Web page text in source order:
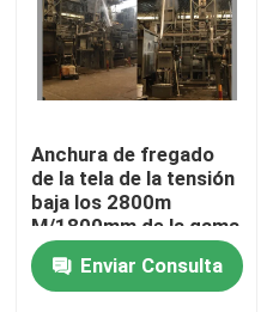
Viaje de la fábrica
Éntrenos en contacto con
noticias
Anchura de fregado
de la tela de la tensión
baja los 2800m
M/1800mm de la gama
del blanqueo de la
cuerda de alta
velocidad
Enviar Consulta